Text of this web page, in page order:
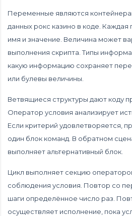
Переменные являются
данных рокс казино в коде.
имя и значение. Величина может
выполнения скрипта. Типы
какую информацию сохраняет
или булевы величины.
Ветвящиеся структуры дают коду
Оператор условия анализирует
Если критерий удовлетворяется,
один блок команд. В обратном
выполняет альтернативный блок.
Цикл выполняет секцию
соблюдения условия. Повтор со
шаги определённое число раз.
осуществляет исполнение, пока